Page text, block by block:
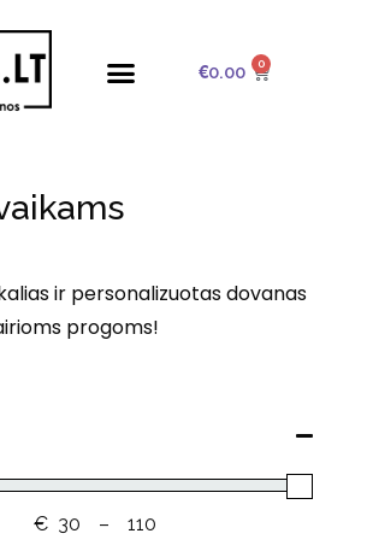
€0.00 0
ir personalizuotas dovanas
progoms!
€ –